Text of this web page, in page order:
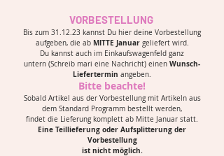
VORBESTELLUNG
Bis zum 31.12.23 kannst Du hier deine Vorbestellung
aufgeben, die ab MITTE Januargeliefert wird.
Du kannst auch im Einkaufswagenfeld ganz
untern (Schreib mari eine Nachricht) einen Wunsch-
Liefertermin angeben.
Bitte beachte!
Sobald Artikel aus der Vorbestellung mit Artikeln aus
dem Standard Programm bestellt werden,
findet die Lieferung komplett ab Mitte Januar statt.
Eine Teillieferung oder Aufsplitterung der
Vorbestellung
ist nicht möglich.